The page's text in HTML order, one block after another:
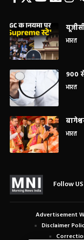
भारत
900
भारत
भारत
Follow US
Advertisement
Disclaimer